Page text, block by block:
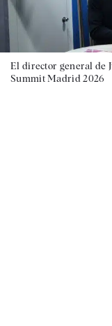
El director general de
Summit Madrid 2026